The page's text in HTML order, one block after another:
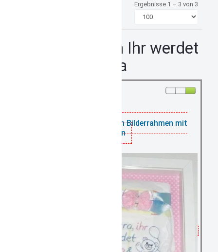
Ergebnisse 1 – 3 von 3
Bilderrahmen Ihr werdet
Oma und Opa
Babyankündigung im Bilderrahmen mit
Socken